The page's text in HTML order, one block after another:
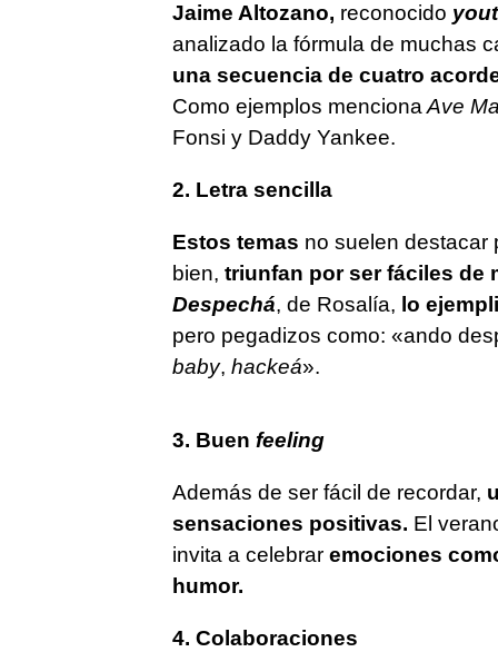
Jaime Altozano, reconocido
analizado la fórmula de muchas
una secuencia de cuatro
Como ejemplos mencionaAve
Fonsi y Daddy Yankee.
2. Letra sencilla
Estos temas no suelen destacar
bien, triunfan por ser fáciles de
Despechá, de Rosalía, lo
pero pegadizos como: «ando
baby, hackeá».
3. Buen feeling
Además de ser fácil de recordar,
sensaciones positivas. El
invita a celebrar emociones
humor.
4. Colaboraciones